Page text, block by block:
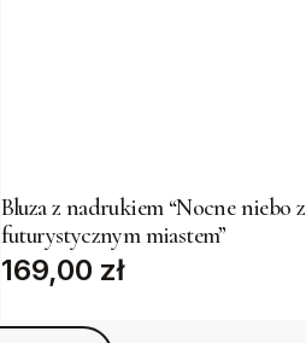
has
multiple
variants.
Bluza z nadrukiem “Nocne niebo z
futurystycznym miastem”
169,00 zł